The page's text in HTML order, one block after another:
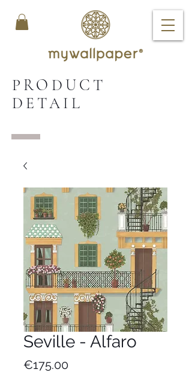
PRODUCT
DETAIL
Seville - Alfaro
€175.00Price